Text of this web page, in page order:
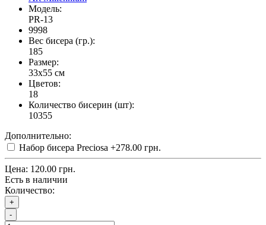
Модель:
PR-13
9998
Вес бисера (гр.):
185
Размер:
33x55 см
Цветов:
18
Количество бисерин (шт):
10355
Дополнительно:
Набор бисера Preciosa +278.00 грн.
Цена: 120.00 грн.
Есть в наличии
Количество:
+
-